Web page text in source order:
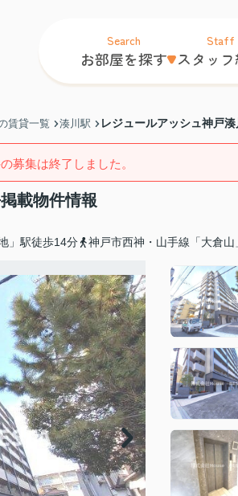
Search
お部屋を探す
Staff
スタッ
賃貸一覧 湊川駅 レジュールアッシュ神戸湊
募集は終了しました。
載物件情報
」駅徒歩14分 神戸市西神・山手線「大倉